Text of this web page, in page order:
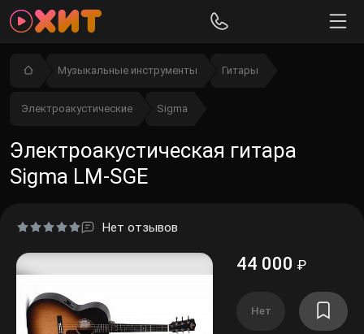
Музыкальные инструменты Гитары
Электроакустические Sigma
Электроакустическая гитара
Sigma LM-SGE
Нет отзывов
44 000 ₽
Нет